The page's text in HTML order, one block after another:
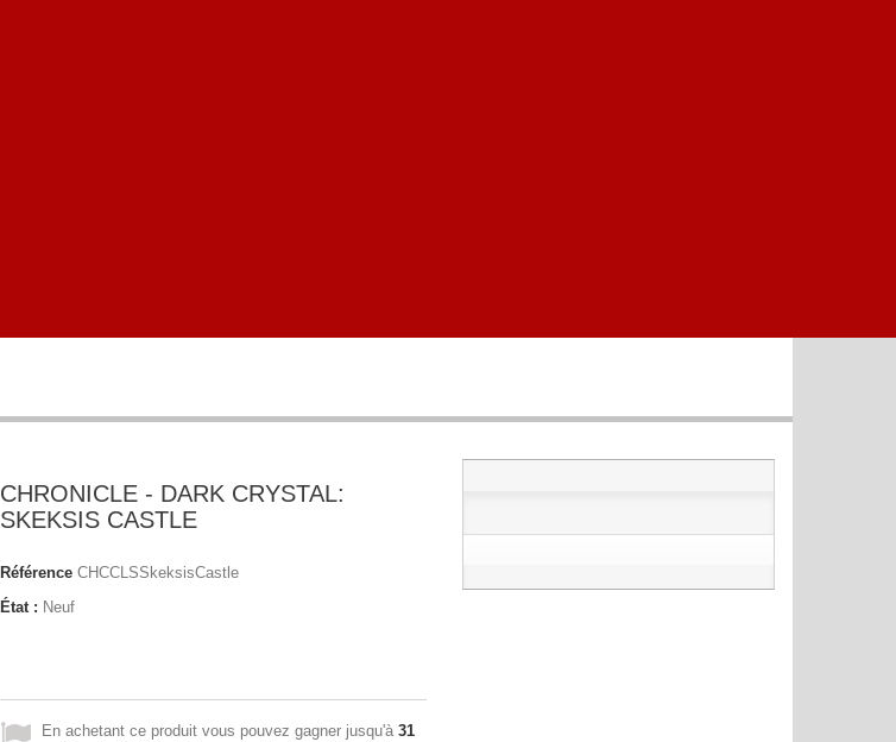
CHRONICLE - DARK CRYSTAL:
SKEKSIS CASTLE
Référence CHCCLSSkeksisCastle
État : Neuf
En achetant ce produit vous pouvez gagner jusqu'à 31